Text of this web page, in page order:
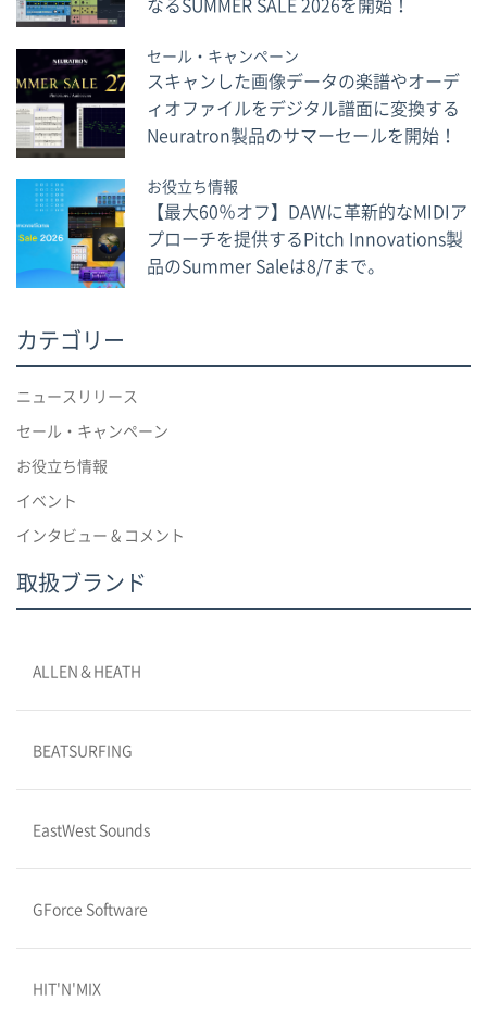
セール・キャンペーン
スキャンした画像データの楽譜やオーデ
ィオファイルをデジタル譜面に変換する
Neuratron製品のサマーセールを開始！
お役立ち情報
【最大60％オフ】DAWに革新的なMIDIア
プローチを提供するPitch Innovations製
品のSummer Saleは8/7まで。
カテゴリー
ニュースリリース
セール・キャンペーン
お役立ち情報
イベント
インタビュー & コメント
取扱ブランド
ALLEN＆HEATH
BEATSURFING
EastWest Sounds
GForce Software
HIT'N'MIX